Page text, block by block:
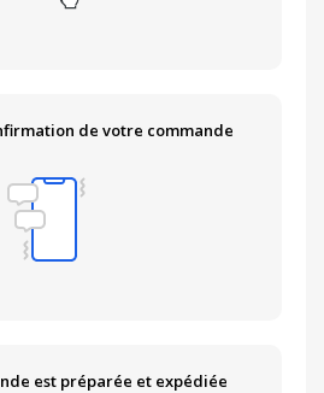
de votre commande
est préparée et expédiée